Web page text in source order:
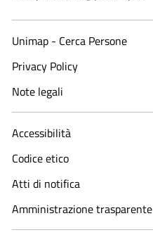
Unimap - Cerca Persone
Privacy Policy
Note legali
Accessibilità
Codice etico
Atti di notifica
Amministrazione trasparente